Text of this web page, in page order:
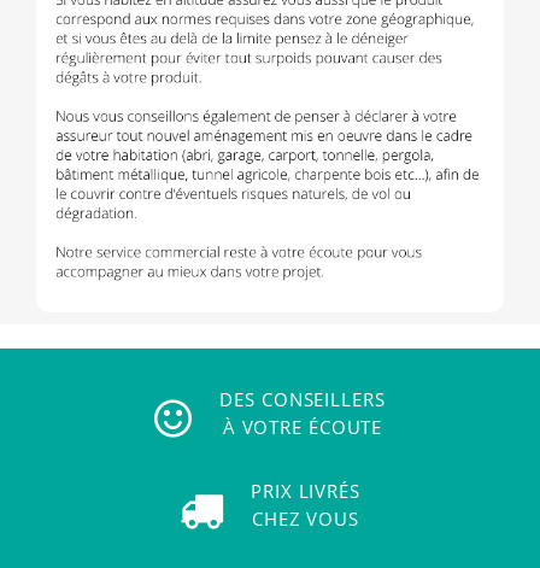
DES CONSEILLERS
À VOTRE ÉCOUTE
PRIX LIVRÉS
CHEZ VOUS